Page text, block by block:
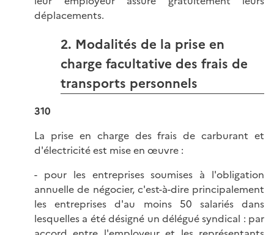
déplacements.
2. Modalités de la prise en
charge facultative des frais de
transports personnels
310
La prise en charge des frais de carburant et
d'électricité est mise en œuvre :
- pour les entreprises soumises à l'obligation
annuelle de négocier, c'est-à-dire principalement
les entreprises d'au moins 50 salariés dans
lesquelles a été désigné un délégué syndical : par